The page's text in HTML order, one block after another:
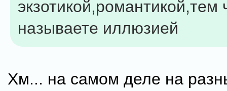
экзотикой,романтикой,тем
называете иллюзией
Хм... на самом деле на